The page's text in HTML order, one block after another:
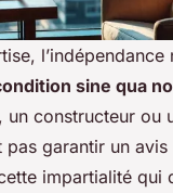
l’indépendance
sine qua
un constructeur ou
pas garantir un
impartialité qui